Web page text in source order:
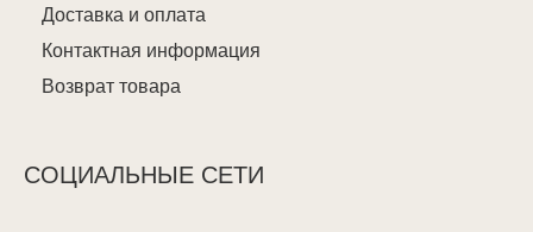
Доставка и оплата
Контактная информация
Возврат товара
СОЦИАЛЬНЫЕ СЕТИ